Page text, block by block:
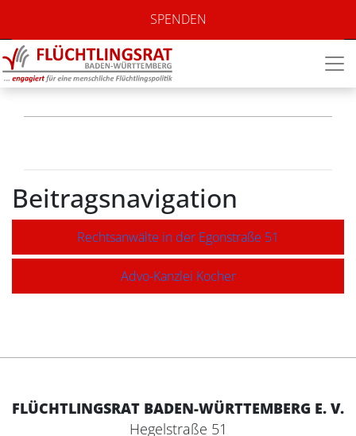
SPENDEN
RA Ruben
Hoffmann
Beitragsnavigation
Rechtsanwälte in der Egonstraße 51
Advo-Kanzlei Kocher
FLÜCHTLINGSRAT BADEN-WÜRTTEMBERG E. V.
Hegelstraße 51